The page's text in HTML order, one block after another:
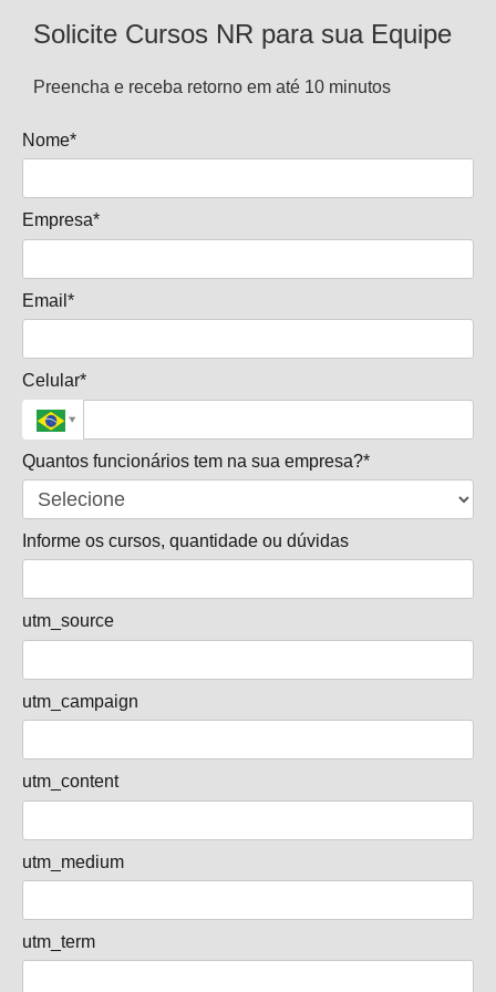
Solicite Cursos NR para sua Equipe
Preencha e receba retorno em até 10 minutos
Nome*
Empresa*
Email*
Celular*
Quantos funcionários tem na sua empresa?*
Informe os cursos, quantidade ou dúvidas
utm_source
utm_campaign
utm_content
utm_medium
utm_term